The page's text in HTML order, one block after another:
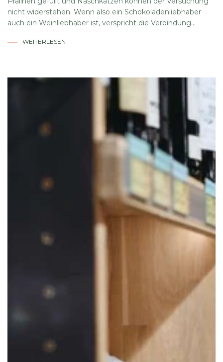
nicht widerstehen. Wenn also ein Schokoladenliebhaber
auch ein Weinliebhaber ist, verspricht die Verbindung...
WEITERLESEN